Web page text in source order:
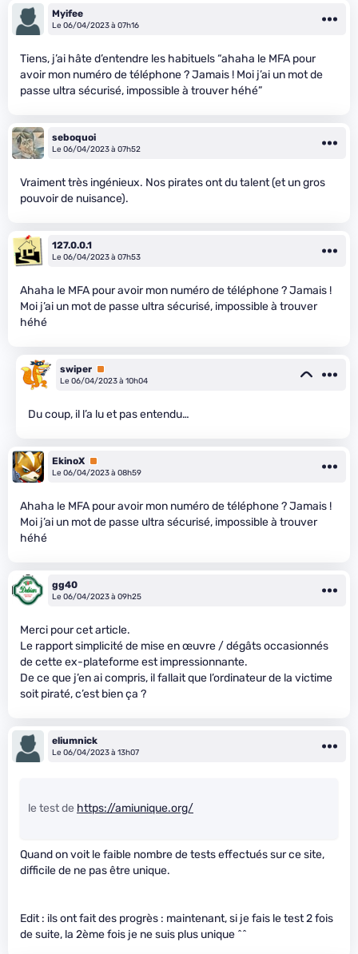
Myifee
Le 06/04/2023 à 07h16
Tiens, j’ai hâte d’entendre les habituels “ahaha le MFA pour
avoir mon numéro de téléphone ? Jamais ! Moi j’ai un mot de
passe ultra sécurisé, impossible à trouver héhé”
seboquoi
Le 06/04/2023 à 07h52
Vraiment très ingénieux. Nos pirates ont du talent (et un gros
pouvoir de nuisance).
127.0.0.1
Le 06/04/2023 à 07h53
Ahaha le MFA pour avoir mon numéro de téléphone ? Jamais !
Moi j’ai un mot de passe ultra sécurisé, impossible à trouver
héhé
swiper Premium
Le 06/04/2023 à 10h04
Du coup, il l’a lu et pas entendu…
EkinoX Premium
Le 06/04/2023 à 08h59
Ahaha le MFA pour avoir mon numéro de téléphone ? Jamais !
Moi j’ai un mot de passe ultra sécurisé, impossible à trouver
héhé
gg40
Le 06/04/2023 à 09h25
Merci pour cet article.
Le rapport simplicité de mise en œuvre / dégâts occasionnés
de cette ex-plateforme est impressionnante.
De ce que j’en ai compris, il fallait que l’ordinateur de la victime
soit piraté, c’est bien ça ?
eliumnick
Le 06/04/2023 à 13h07
le test de https://amiunique.org/
Quand on voit le faible nombre de tests effectués sur ce site,
difficile de ne pas être unique.
Edit : ils ont fait des progrès : maintenant, si je fais le test 2 fois
de suite, la 2ème fois je ne suis plus unique ^^